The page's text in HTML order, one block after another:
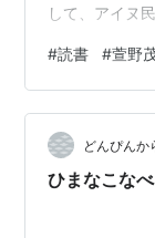
して、アイヌ
の男が日本語
年出版）。「
も土器も出て
て来ないもん
枝に引っ掛か
#読書 #萱野
どんぴんか
ひまなこな